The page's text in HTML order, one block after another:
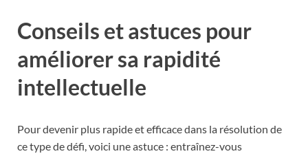
Conseils et astuces pour
améliorer sa rapidité
intellectuelle
Pour devenir plus rapide et efficace dans la résolution de
ce type de défi, voici une astuce : entraînez-vous